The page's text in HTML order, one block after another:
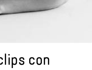
con